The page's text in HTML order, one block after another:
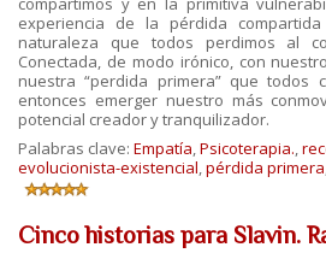
experiencia de la pérdida
naturaleza que todos perdimos al
Conectada, de modo irónico, con
nuestra “perdida primera” que
entonces emerger nuestro más
potencial creador y tranquilizador.
Palabras clave: Empatía,Psicoterapia.,
evolucionista-existencial,pérdida primera
Cinco historias para Slavin.